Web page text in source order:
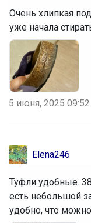
Очень хлипкая
уже начала
5 июня, 2025 09:52
Elena246
Туфли удобные.
есть небольшой
удобно, что